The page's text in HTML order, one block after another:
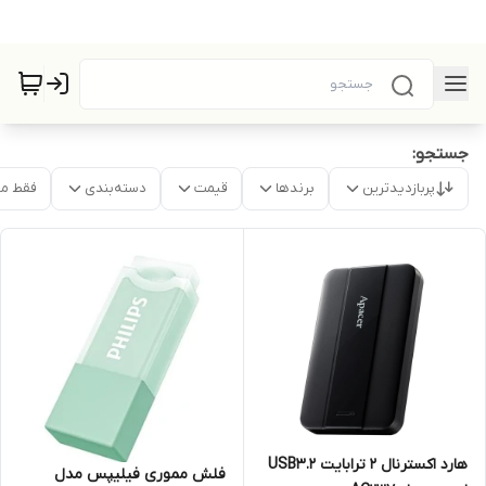
جستجو:
پربازدیدترین برندها قیمت دسته‌بندی فقط
هارد اکسترنال 2 ترابایت USB3.2
فلش مموری فیلیپس مدل